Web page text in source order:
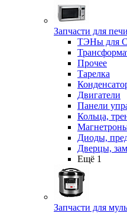
Запчасти для
ТЭНы для
Прочее
Тарелка
Двигатели
Панели
Кольца,
Диоды,
Дверцы,
Ещё 1
Запчасти для